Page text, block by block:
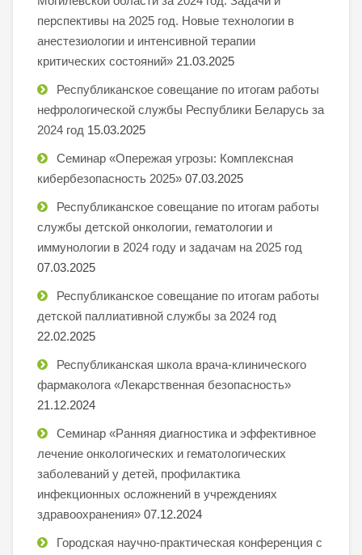
перспективы на 2025 год. Новые технологии в
анестезиологии и интенсивной терапии
критических состояний» 21.03.2025
Республиканское совещание по итогам работы
нефрологической службы Республики Беларусь за
2024 год 15.03.2025
Семинар «Опережая угрозы: Комплексная
кибербезопасность 2025» 07.03.2025
Республиканское совещание по итогам работы
службы детской онкологии, гематологии и
иммунологии в 2024 году и задачам на 2025 год
07.03.2025
Республиканское совещание по итогам работы
детской паллиативной службы за 2024 год
22.02.2025
Республиканская школа врача-клинического
фармаколога «Лекарственная безопасность»
21.12.2024
Семинар «Ранняя диагностика и эффективное
лечение онкологических и гематологических
заболеваний у детей, профилактика
инфекционных осложнений в учреждениях
здравоохранения» 07.12.2024
Городская научно-практическая конференция с